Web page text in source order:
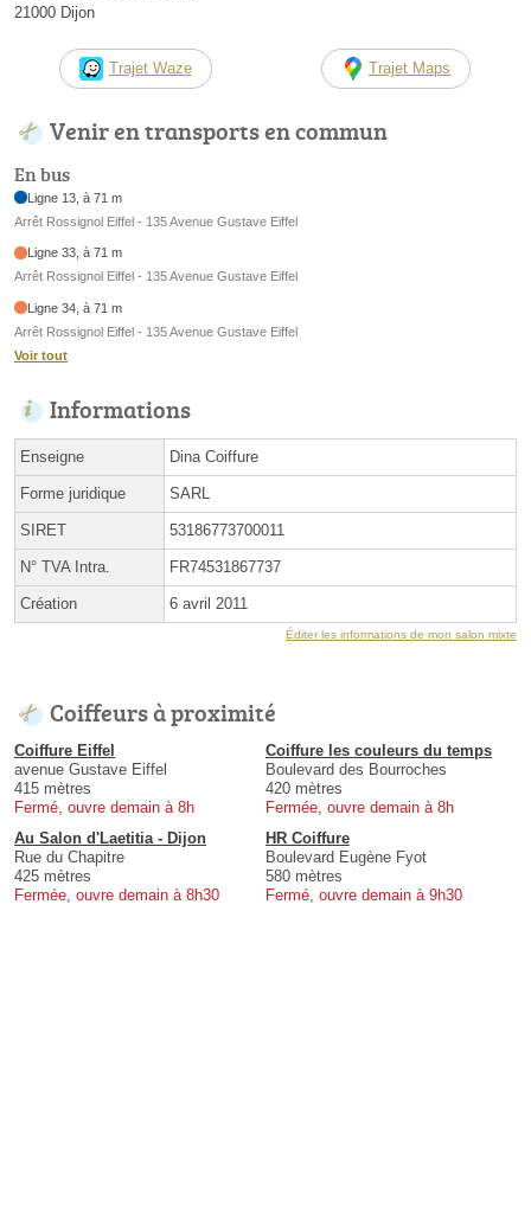
21000 Dijon
Trajet Waze Trajet Maps
Venir en transports en commun
En bus
Ligne 13, à 71 m
Arrêt Rossignol Eiffel - 135 Avenue Gustave Eiffel
Ligne 33, à 71 m
Arrêt Rossignol Eiffel - 135 Avenue Gustave Eiffel
Ligne 34, à 71 m
Arrêt Rossignol Eiffel - 135 Avenue Gustave Eiffel
Voir tout
Informations
Enseigne Dina Coiffure
Forme juridique SARL
SIRET 53186773700011
N° TVA Intra. FR74531867737
Création 6 avril 2011
Éditer les informations de mon salon mixte
Coiffeurs à proximité
Coiffure Eiffel
avenue Gustave Eiffel
415 mètres
Fermé, ouvre demain à 8h
Coiffure les couleurs du temps
Boulevard des Bourroches
420 mètres
Fermée, ouvre demain à 8h
Au Salon d'Laetitia - Dijon
Rue du Chapitre
425 mètres
Fermée, ouvre demain à 8h30
HR Coiffure
Boulevard Eugène Fyot
580 mètres
Fermé, ouvre demain à 9h30